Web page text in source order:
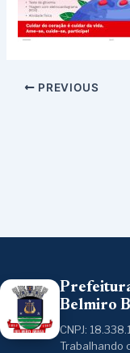
PREVIOUS
Belmiro
CNPJ:
Trabalhando